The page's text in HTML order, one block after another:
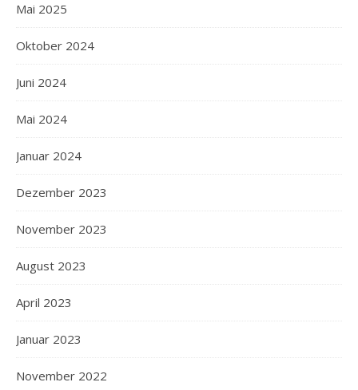
Mai 2025
Oktober 2024
Juni 2024
Mai 2024
Januar 2024
Dezember 2023
November 2023
August 2023
April 2023
Januar 2023
November 2022